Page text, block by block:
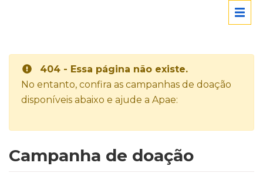
404 - Essa página não existe.
No entanto, confira as campanhas de doação
disponíveis abaixo e ajude a Apae:
Campanha de doação